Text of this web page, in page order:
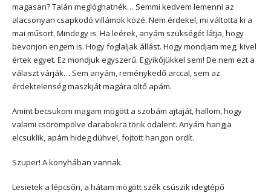
magasan? Talán meglóghatnék… Semmi kedvem lemenni az
alacsonyan csapkodó villámok közé. Nem érdekel, mi váltotta ki a
mai műsort. Mindegy is. Ha leérek, anyám szükségét látja, hogy
bevonjon engem is. Hogy foglaljak állást. Hogy mondjam meg, kivel
értek egyet. Ez mondjuk egyszerű. Egyikőjükkel sem! De nem ezt a
választ várják… Sem anyám, reménykedő arccal, sem az
érdektelenség maszkját magára öltő apám.
Amint becsukom magam mögött a szobám ajtaját, hallom, hogy
valami csörömpölve darabokra törik odalent. Anyám hangja
elcsuklik, apám hideg dühvel, fojtott hangon ordít.
Szuper! A konyhában vannak.
Lesietek a lépcsőn, a hátam mögött szék csúszik idegtépő